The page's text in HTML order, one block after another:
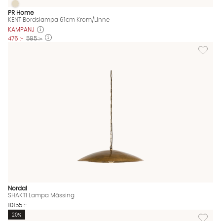
KENT Bordslampa 61cm Krom/Linne Finns även i dessa färger:
KENT Bordslampa 61cm Krom/Linne
PR Home
KENT Bordslampa 61cm Krom/Linne
KAMPANJ
476 :- 595 :-
Lägg
Nordal
SHAKTI Lampa Mässing
10155 :-
Lägg
20%